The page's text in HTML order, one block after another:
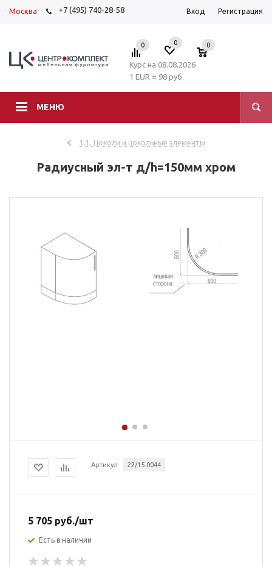
Москва +7 (495) 740-28-58 Вход Регистрация
МЕНЮ
0 0 0
Курс на 08.08.2026
1 EUR = 98 руб.
1.1. Цоколи и цокольные элементы
Радиусный эл-т д/h=150мм хром
Артикул 22/15.0044
5 705 руб./шт
Есть в наличии